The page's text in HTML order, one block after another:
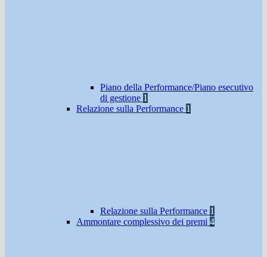
Piano della Performance/Piano esecutivo
di gestione 1
Relazione sulla Performance 1
Relazione sulla Performance 1
Ammontare complessivo dei premi 4